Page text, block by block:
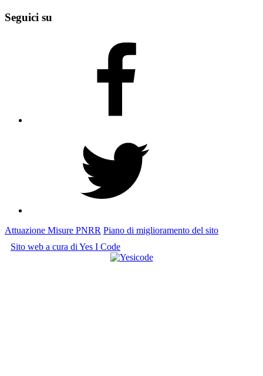
Seguici su
Attuazione Misure PNRR Piano di miglioramento del sito
Sito web a cura di Yes I Code